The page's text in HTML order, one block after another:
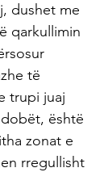
dushet me
qarkullimin
të
trupi juaj
është
zonat e
rregullisht